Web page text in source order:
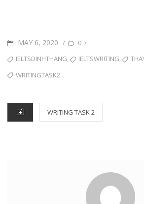
POSTED
ON
MAY 6, 2020 / 0 /
TAGSIELTSDINHTHANG, IELTSWRITING,
WRITINGTASK2
CATEGORIES
WRITING TASK 2